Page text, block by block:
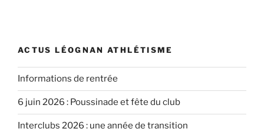
ACTUS LÉOGNAN ATHLÉTISME
Informations de rentrée
6 juin 2026 : Poussinade et fête du club
Interclubs 2026 : une année de transition